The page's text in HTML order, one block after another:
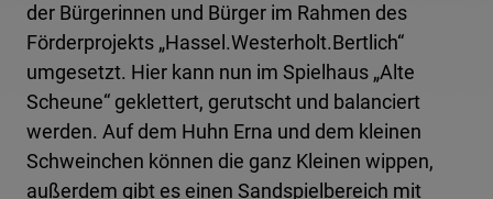
der Bürgerinnen und Bürger im Rahmen des
Förderprojekts „Hassel.Westerholt.Bertlich“
umgesetzt. Hier kann nun im Spielhaus „Alte
Scheune“ geklettert, gerutscht und balanciert
werden. Auf dem Huhn Erna und dem kleinen
Schweinchen können die ganz Kleinen wippen,
außerdem gibt es einen Sandspielbereich mit